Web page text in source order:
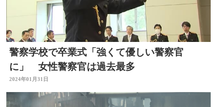
警察学校で卒業式「強くて優しい警察官
に」 女性警察官は過去最多
2024年01月31日